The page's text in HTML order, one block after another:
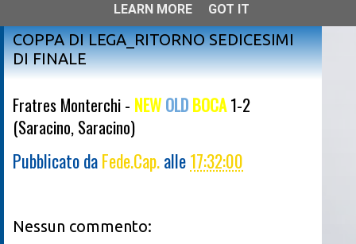
sabato 9 gennaio 2016
COPPA DI LEGA_RITORNO SEDICESIMI
DI FINALE
Fratres Monterchi - NEW OLD BOCA1-2
(Saracino, Saracino)
Pubblicato daFede.Cap.alle17:32:00
Nessun commento:
LEARN MORE
GOT IT